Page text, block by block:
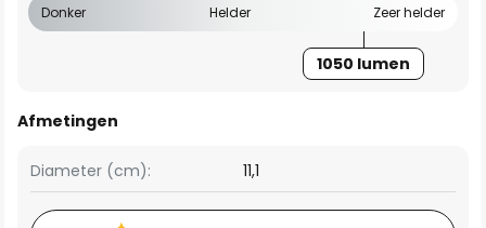
Donker Helder Zeer helder
1050 lumen
Afmetingen
Diameter (cm): 11,1